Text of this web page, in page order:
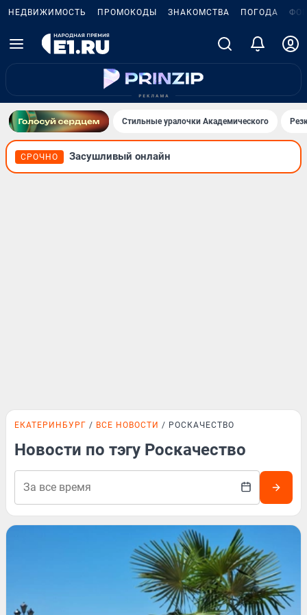
НЕДВИЖИМОСТЬ ПРОМОКОДЫ ЗНАКОМСТВА ПОГОДА
Стильные уралочки Академического
СРОЧНО Засушливый онлайн
ЕКАТЕРИНБУРГ ВСЕ НОВОСТИ РОСКАЧЕСТВО
Новости по тэгу Роскачество